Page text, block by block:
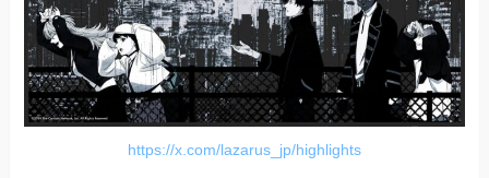
https://x.com/lazarus_jp/highlights